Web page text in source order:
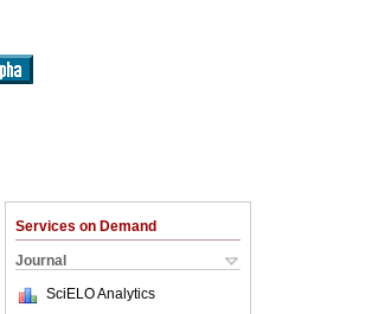
Services on Demand
Journal
SciELO Analytics